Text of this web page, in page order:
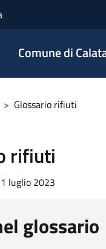
Comune di
> Glossario rifiuti
rifiuti
luglio 2023
glossario